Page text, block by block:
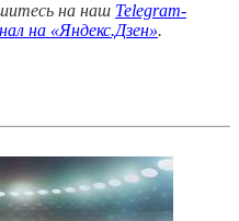
на наш Telegram-
на «Яндекс.Дзен».